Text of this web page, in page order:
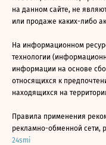
на данном сайте, не
или продаже каких-либо
На информационном
технологии
информации на основе
относящихся к
находящихся на
Правила применения
рекламно-обменной сети,
24smi